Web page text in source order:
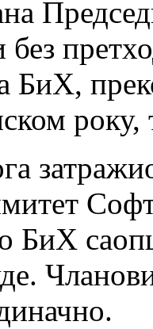
БиХ,
року,
БиХ